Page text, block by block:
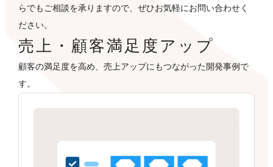
らでもご相談を承りますので、ぜひお気軽にお問い合わせく
ださい。
売上・顧客満足度アップ
顧客の満足度を高め、売上アップにもつながった開発事例で
す。